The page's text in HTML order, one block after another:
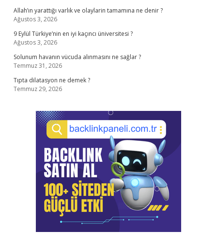
Allah’ın yarattığı varlık ve olaylarin tamamına ne denir ?
Ağustos 3, 2026
9 Eylül Türkiye’nin en iyi kaçıncı üniversitesi ?
Ağustos 3, 2026
Solunum havanın vücuda alınmasını ne sağlar ?
Temmuz 31, 2026
Tıpta dilatasyon ne demek ?
Temmuz 29, 2026